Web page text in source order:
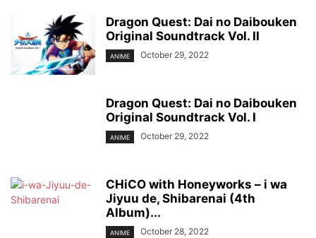
Dragon Quest: Dai no Daibouken
Original Soundtrack Vol. II
ANIME October 29, 2022
Dragon Quest: Dai no Daibouken
Original Soundtrack Vol. I
ANIME October 29, 2022
CHiCO with Honeyworks – i wa
Jiyuu de, Shibarenai (4th
Album)...
ANIME October 28, 2022